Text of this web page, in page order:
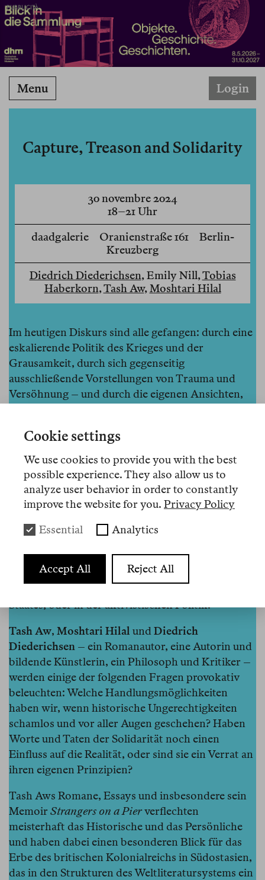
PUBBLICITÀ
Menu Login
Capture, Treason and Solidarity
30 novembre 2024
18–21 Uhr
daadgalerie Oranienstraße 161 Berlin-
Kreuzberg
Diedrich Diederichsen, Emily Nill,Tobias
Haberkorn,Tash Aw, Moshtari Hilal
Im heutigen Diskurs sind alle gefangen: durch eine
eskalierende Politik des Krieges und der
Grausamkeit, durch sich gegenseitig
ausschließende Vorstellungen von Trauma und
Versöhnung – und durch die eigenen Ansichten,
eigenen Position zu verschanzen.
Das Schwierigste ist also, Allianzen zu bilden, die
dem schlechten Determinismus der Zeit trotzen:
für die Trauer aller empfänglich bleiben, aber
gleichzeitig urteilsfähig sein. Denn nicht alle
Leiden sind gleich oder könnten gleichbehandelt
Auswirkungen auf den Straßen Berlins zeigen,
herrschen stets verschiedene Hierarchien der
Staates, oder in der aktivistischen Politik.
Tash Aw, Moshtari Hilal undDiedrich
Diederichsen – ein Romanautor, eine Autorin und
bildende Künstlerin, ein Philosoph und Kritiker –
werden einige der folgenden Fragen provokativ
beleuchten: Welche Handlungsmöglichkeiten
haben wir, wenn historische Ungerechtigkeiten
schamlos und vor aller Augen geschehen? Haben
Worte und Taten der Solidarität noch einen
Einfluss auf die Realität, oder sind sie ein Verrat an
ihren eigenen Prinzipien?
Tash Aws Romane, Essays und insbesondere sein
MemoirStrangers on a Pierverflechten
meisterhaft das Historische und das Persönliche
und haben dabei einen besonderen Blick für das
Erbe des britischen Kolonialreichs in Südostasien,
das in den Strukturen des Weltliteratursystems ein
Cookie settings
We use cookies to provide you with the best
possible experience. They also allow us to
analyze user behavior in order to constantly
improve the website for you. Privacy Policy
Essential Analytics
Accept All Reject All